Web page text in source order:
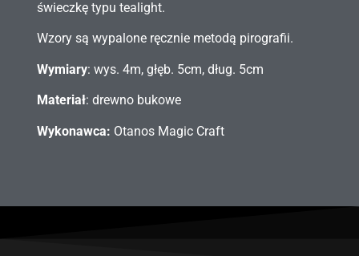
świeczkę typu tealight.
Wzory są wypalone ręcznie metodą pirografii.
Wymiary: wys. 4m, głęb. 5cm, dług. 5cm
Materiał: drewno bukowe
Wykonawca: Otanos Magic Craft